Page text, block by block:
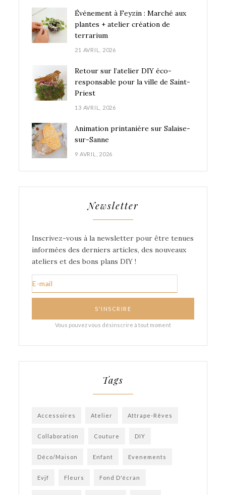
Événement à Feyzin : Marché aux
plantes + atelier création de
terrarium
21 AVRIL, 2026
Retour sur l’atelier DIY éco-
responsable pour la ville de Saint-
Priest
13 AVRIL, 2026
Animation printanière sur Salaise-
sur-Sanne
9 AVRIL, 2026
Newsletter
Tags
Accessoires Atelier Attrape-Rêves
Collaboration Couture DIY
Déco/Maison Enfant Evenements
Evjf Fleurs Fond D'écran